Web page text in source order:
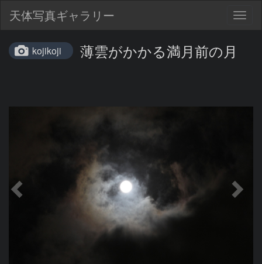
天体写真ギャラリー
kojikoji 薄雲がかかる満月前の月